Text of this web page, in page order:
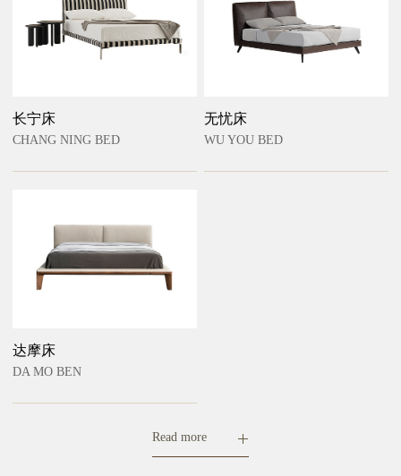
长宁床
CHANG NING BED
无忧床
WU YOU BED
达摩床
DA MO BEN
Read more